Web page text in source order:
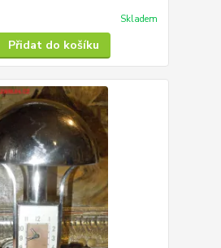
Skladem
Přidat do košíku